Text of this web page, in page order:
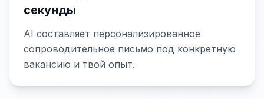
секунды
AI составляет персонализированное
сопроводительное письмо под конкретную
вакансию и твой опыт.